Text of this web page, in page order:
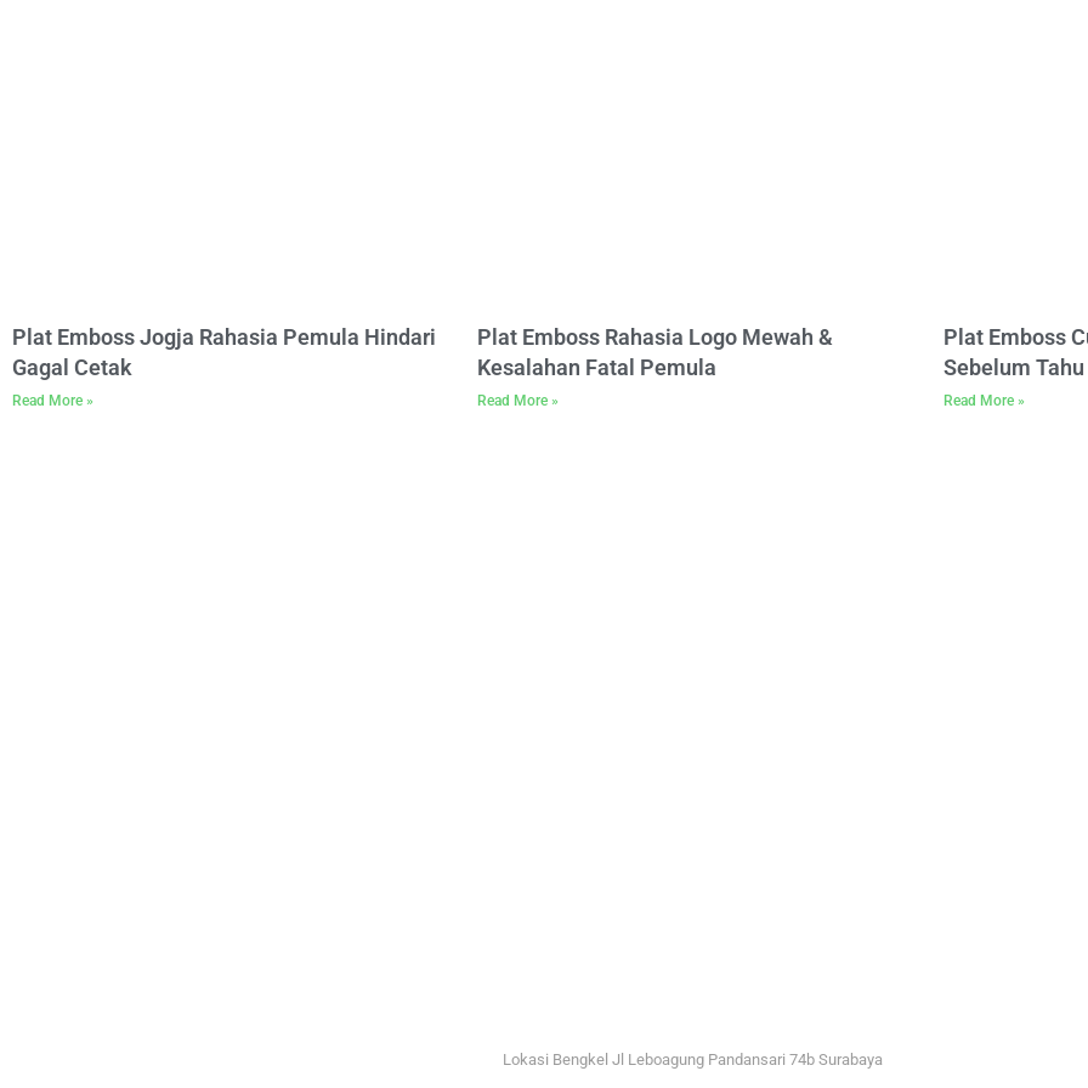
Plat Emboss Jogja Rahasia Pemula Hindari
Gagal Cetak
Read More »
Plat Emboss Rahasia Logo Mewah &
Kesalahan Fatal Pemula
Read More »
Plat Emboss
Sebelum
Read More »
Lokasi Bengkel Jl Leboagung Pandansari 74b Surabaya